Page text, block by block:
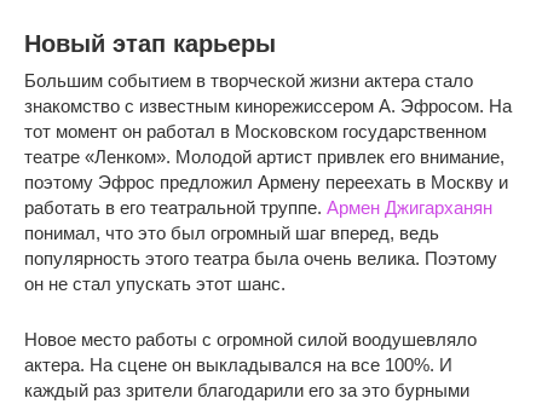
Новый этап карьеры
Большим событием в творческой жизни актера стало
знакомство с известным кинорежиссером А. Эфросом. На
тот момент он работал в Московском государственном
театре «Ленком». Молодой артист привлек его внимание,
поэтому Эфрос предложил Армену переехать в Москву и
работать в его театральной труппе. Армен Джигарханян
понимал, что это был огромный шаг вперед, ведь
популярность этого театра была очень велика. Поэтому
он не стал упускать этот шанс.
Новое место работы с огромной силой воодушевляло
актера. На сцене он выкладывался на все 100%. И
каждый раз зрители благодарили его за это бурными